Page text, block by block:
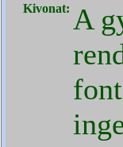
Kivonat: A